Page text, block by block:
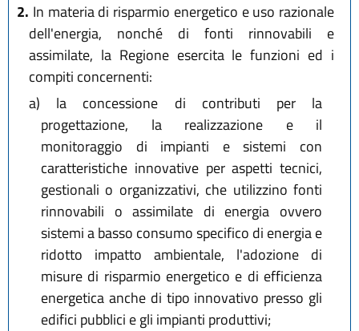
2. In materia di risparmio energetico e uso razionale
dell'energia, nonché di fonti rinnovabili e
assimilate, la Regione esercita le funzioni ed i
compiti concernenti:
a) la concessione di contributi per la
progettazione, la realizzazione e il
monitoraggio di impianti e sistemi con
caratteristiche innovative per aspetti tecnici,
gestionali o organizzativi, che utilizzino fonti
rinnovabili o assimilate di energia ovvero
sistemi a basso consumo specifico di energia e
ridotto impatto ambientale, l'adozione di
misure di risparmio energetico e di efficienza
energetica anche di tipo innovativo presso gli
edifici pubblici e gli impianti produttivi;